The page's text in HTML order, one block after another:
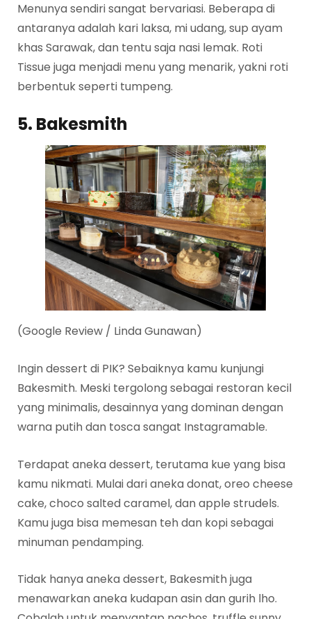
Menunya sendiri sangat bervariasi. Beberapa di
antaranya adalah kari laksa, mi udang, sup ayam
khas Sarawak, dan tentu saja nasi lemak. Roti
Tissue juga menjadi menu yang menarik, yakni roti
berbentuk seperti tumpeng.
5. Bakesmith
(Google Review / Linda Gunawan)
Ingin dessert di PIK? Sebaiknya kamu kunjungi
Bakesmith. Meski tergolong sebagai restoran kecil
yang minimalis, desainnya yang dominan dengan
warna putih dan tosca sangat Instagramable.
Terdapat aneka dessert, terutama kue yang bisa
kamu nikmati. Mulai dari aneka donat, oreo cheese
cake, choco salted caramel, dan apple strudels.
Kamu juga bisa memesan teh dan kopi sebagai
minuman pendamping.
Tidak hanya aneka dessert, Bakesmith juga
menawarkan aneka kudapan asin dan gurih lho.